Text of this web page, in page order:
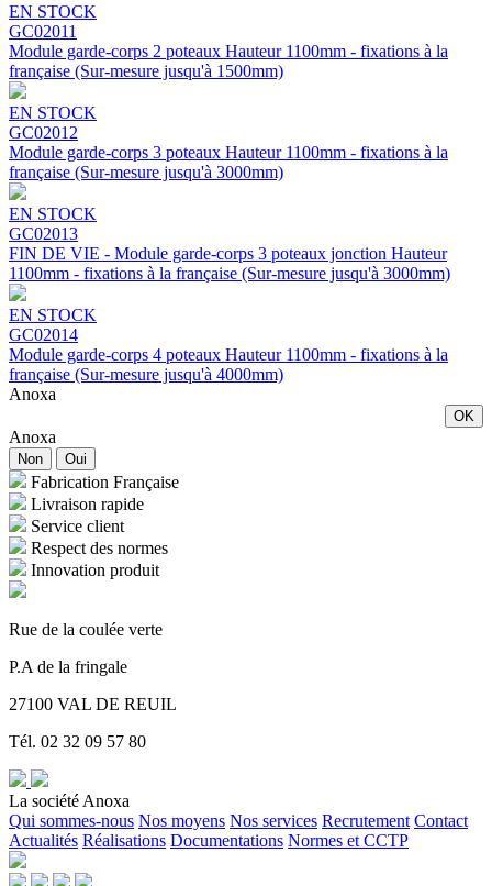
EN STOCK
GC02011
Module garde-corps 2 poteaux Hauteur 1100mm - fixations à la
française (Sur-mesure jusqu'à 1500mm)
EN STOCK
GC02012
Module garde-corps 3 poteaux Hauteur 1100mm - fixations à la
française (Sur-mesure jusqu'à 3000mm)
EN STOCK
GC02013
FIN DE VIE - Module garde-corps 3 poteaux jonction Hauteur
1100mm - fixations à la française (Sur-mesure jusqu'à 3000mm)
EN STOCK
GC02014
Module garde-corps 4 poteaux Hauteur 1100mm - fixations à la
française (Sur-mesure jusqu'à 4000mm)
Anoxa
OK
Anoxa
Non Oui
Fabrication Française
Livraison rapide
Service client
Respect des normes
Innovation produit
Rue de la coulée verte
P.A de la fringale
27100 VAL DE REUIL
Tél. 02 32 09 57 80
La société Anoxa
Qui sommes-nous Nos moyens Nos services Recrutement Contact
Actualités Réalisations Documentations Normes et CCTP